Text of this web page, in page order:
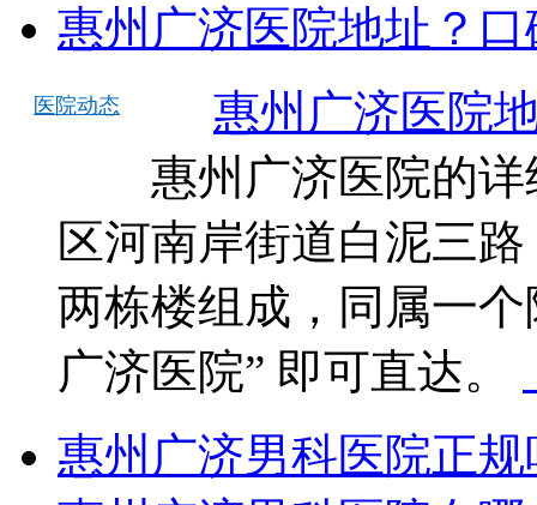
惠州广济医院地址？
医院动态
惠州广济医院
惠州广济医院的详
区河南岸街道白泥三
两栋楼组成，同属一
广济医院” 即可直达。
惠州广济男科医院正规